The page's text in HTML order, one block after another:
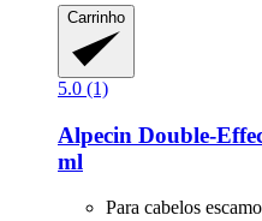
Carrinho
5.0 (1)
Alpecin Double-​
ml
Para cabelos